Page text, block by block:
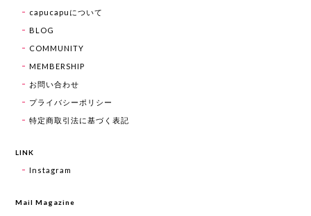
capucapuについて
BLOG
COMMUNITY
MEMBERSHIP
お問い合わせ
プライバシーポリシー
特定商取引法に基づく表記
LINK
Instagram
Mail Magazine